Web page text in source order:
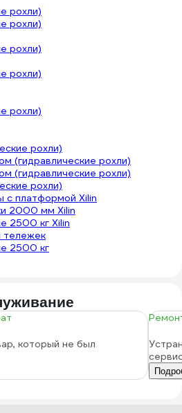
рохли)
рохли)
рохли)
рохли)
рохли)
рохли)
(гидравлические рохли)
(гидравлические рохли)
рохли)
платформой Xilin
2000 мм Xilin
2500 кг Xilin
тележек
2500 кг
который не был